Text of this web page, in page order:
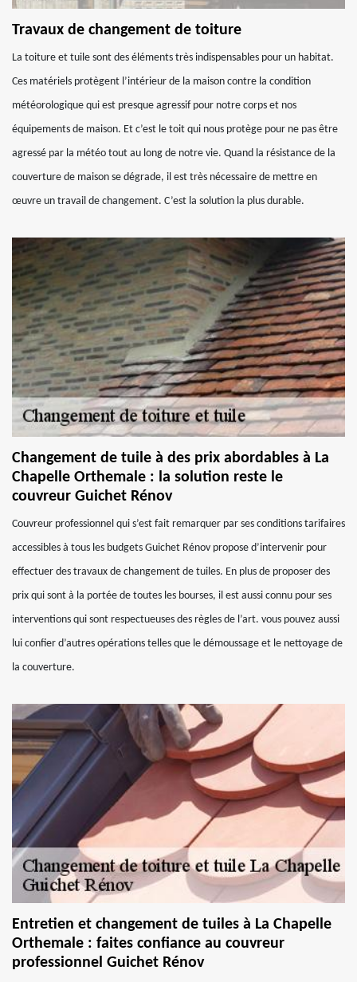
Travaux de changement de toiture
La toiture et tuile sont des éléments très indispensables pour un habitat.
Ces matériels protègent l’intérieur de la maison contre la condition
météorologique qui est presque agressif pour notre corps et nos
équipements de maison. Et c’est le toit qui nous protège pour ne pas être
agressé par la météo tout au long de notre vie. Quand la résistance de la
couverture de maison se dégrade, il est très nécessaire de mettre en
œuvre un travail de changement. C’est la solution la plus durable.
Changement de tuile à des prix abordables à La
Chapelle Orthemale : la solution reste le
couvreur Guichet Rénov
Couvreur professionnel qui s’est fait remarquer par ses conditions tarifaires
accessibles à tous les budgets Guichet Rénov propose d’intervenir pour
effectuer des travaux de changement de tuiles. En plus de proposer des
prix qui sont à la portée de toutes les bourses, il est aussi connu pour ses
interventions qui sont respectueuses des règles de l’art. vous pouvez aussi
lui confier d’autres opérations telles que le démoussage et le nettoyage de
la couverture.
Entretien et changement de tuiles à La Chapelle
Orthemale : faites confiance au couvreur
professionnel Guichet Rénov